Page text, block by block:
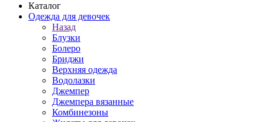
Каталог
Одежда для девочек
Назад
Блузки
Болеро
Бриджи
Верхняя одежда
Водолазки
Джемпер
Джемпера вязанные
Комбинезоны